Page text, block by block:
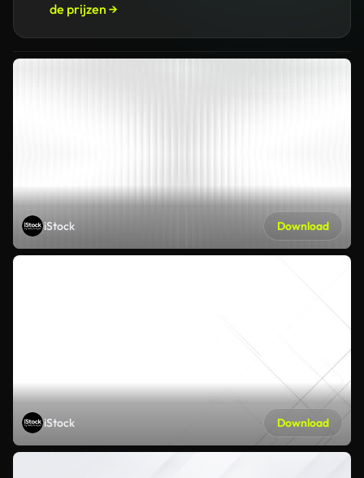
de prijzen →
iStock Download
iStock Download